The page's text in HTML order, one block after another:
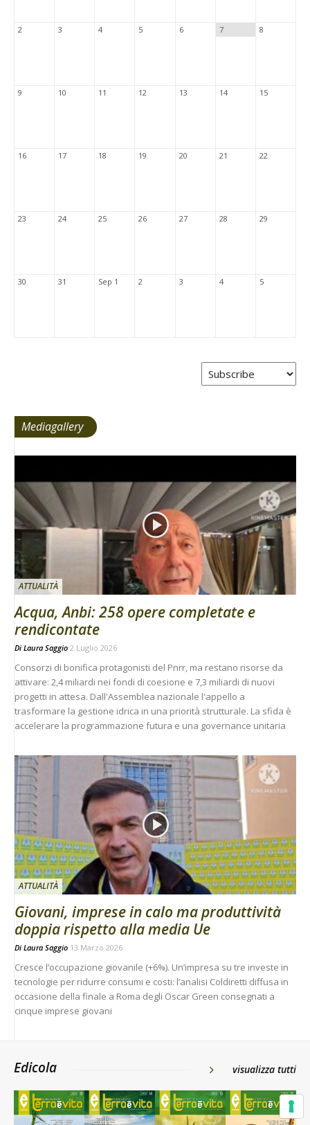
2 3 4 5 6 7 8
9 10 11 12 13 14 15
16 17 18 19 20 21 22
23 24 25 26 27 28 29
30 31 Sep 1 2 3 4 5
Mediagallery
ATTUALITÀ
Acqua, Anbi: 258 opere completate e
rendicontate
Di Laura Saggio 2 Luglio 2026
Consorzi di bonifica protagonisti del Pnrr, ma restano risorse da
attivare: 2,4 miliardi nei fondi di coesione e 7,3 miliardi di nuovi
progetti in attesa. Dall'Assemblea nazionale l'appello a
trasformare la gestione idrica in una priorità strutturale. La sfida è
accelerare la programmazione futura e una governance unitaria
ATTUALITÀ
Giovani, imprese in calo ma produttività
doppia rispetto alla media Ue
Di Laura Saggio 13 Marzo 2026
Cresce l’occupazione giovanile (+6%). Un’impresa su tre investe in
tecnologie per ridurre consumi e costi: l’analisi Coldiretti diffusa in
occasione della finale a Roma degli Oscar Green consegnati a
cinque imprese giovani
Edicola visualizza tutti